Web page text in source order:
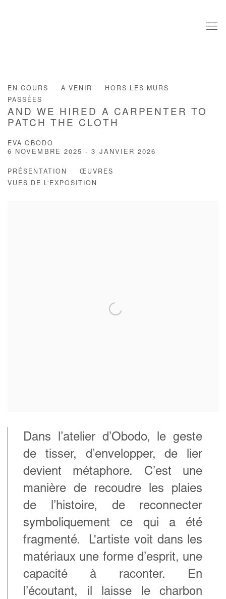
EN COURS A VENIR
HORS LES MURS
PASSÉES
AND WE HIRED A CARPENTER TO
PATCH THE CLOTH
EVA OBODO
6 NOVEMBRE 2025 - 3 JANVIER 2026
PRÉSENTATION
ŒUVRES
VUES DE L'EXPOSITION
Dans l’atelier d’Obodo, le geste
de tisser, d’envelopper, de lier
devient métaphore. C’est une
manière de recoudre les plaies
de l’histoire, de reconnecter
symboliquement ce qui a été
fragmenté. L'artiste voit dans les
matériaux une forme d’esprit, une
capacité à raconter. En
l’écoutant, il laisse le charbon